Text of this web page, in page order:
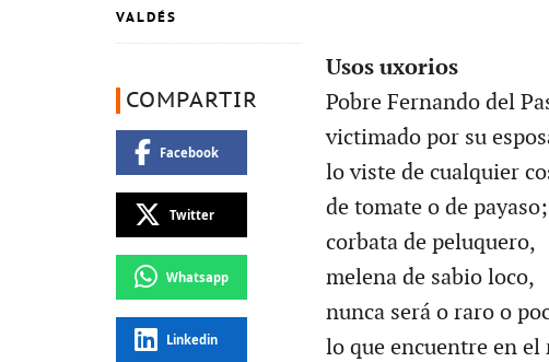
VALDÉS
COMPARTIR
Facebook
Twitter
Whatsapp
Linkedin
Usos uxorios
Pobre Fernando del
victimado por su
lo viste de cualquier
de tomate o de payaso;
corbata de peluquero,
melena de sabio loco,
nunca será o raro o
lo que encuentre en el